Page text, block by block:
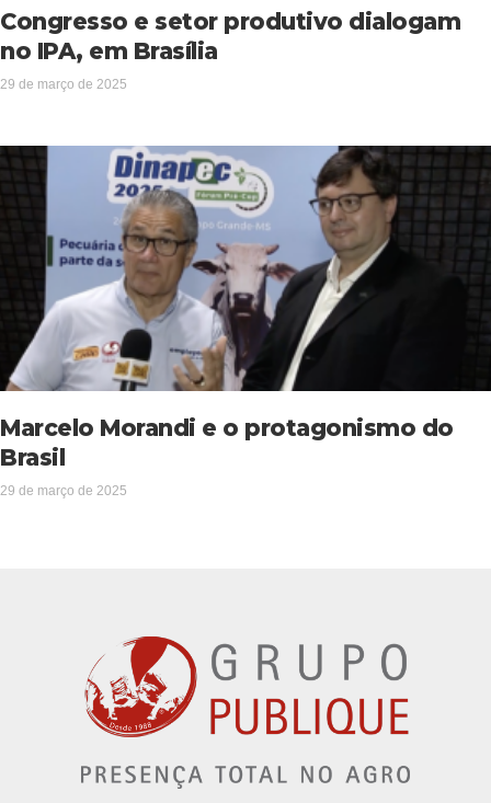
Congresso e setor produtivo dialogam
no IPA, em Brasília
29 de março de 2025
Marcelo Morandi e o protagonismo do
Brasil
29 de março de 2025